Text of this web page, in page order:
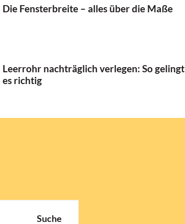
Die Fensterbreite – alles über die Maße
Leerrohr nachträglich verlegen: So gelingt
es richtig
Suche